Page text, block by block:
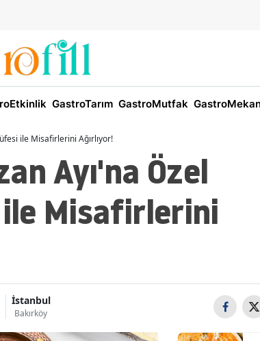
GastroTarım GastroMutfak
ile Misafirlerini Ağırlıyor!
Ayı'na Özel
Misafirlerini
İstanbul
Bakırköy